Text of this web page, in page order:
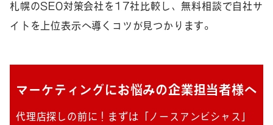
札幌のSEO対策会社を17社比較し、無料相談で自社サ
イトを上位表示へ導くコツが見つかります。
マーケティングにお悩みの企業担当者様へ
代理店探しの前に！まずは「ノースアンビシャス」